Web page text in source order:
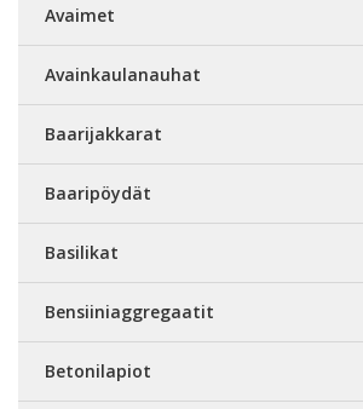
Avaimet
Avainkaulanauhat
Baarijakkarat
Baaripöydät
Basilikat
Bensiiniaggregaatit
Betonilapiot